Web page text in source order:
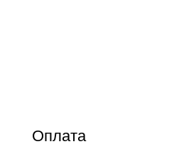
Оплата